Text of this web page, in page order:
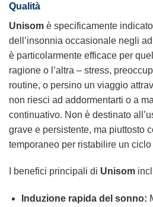
Qualità
Unisom è specificamente
dell’insonnia occasionale negli
è particolarmente efficace per
ragione o l’altra – stress,
routine, o persino un viaggio
non riesci ad addormentarti o a
continuativo. Non è destinato
grave e persistente, ma piuttosto
temporaneo per ristabilire un
I benefici principali di Unisom
Induzione rapida del sonno: